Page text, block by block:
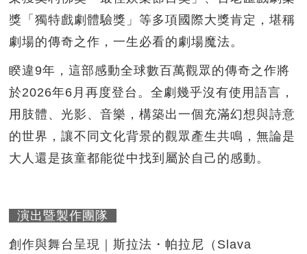
獎「獨特戲劇體驗獎」等多項國際大獎肯定，堪稱
劇場的傳奇之作，一生必看的劇場魔法。
睽違9年，這部感動全球數百萬觀眾的傳奇之作將
於2026年6月再度登台。全劇幾乎沒有使用語言，
用肢體、光影、音樂，構築出一個充滿幻想與詩意
的世界，讓不同文化背景的觀眾產生共鳴，無論是
大人還是孩童都能從中找到屬於自己的感動。
演出暨製作團隊
創作與舞台呈現｜斯拉法・帕拉尼（Slava